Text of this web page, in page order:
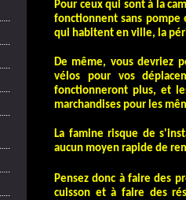
Pour ceux qui sont à la
fonctionnent sans pompe
qui habitent en ville, la
De même, vous devriez
vélos pour vos
fonctionneront plus, et
marchandises pour les
La famine risque de
aucun moyen rapide de
Pensez donc à faire des
cuisson et à faire des